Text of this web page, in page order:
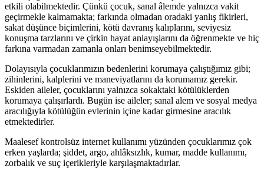
etkili olabilmektedir. Çünkü çocuk, sanal âlemde yalnızca vakit
geçirmekle kalmamakta; farkında olmadan oradaki yanlış fikirleri,
sakat düşünce biçimlerini, kötü davranış kalıplarını, seviyesiz
konuşma tarzlarını ve çirkin hayat anlayışlarını da öğrenmekte ve hiç
farkına varmadan zamanla onları benimseyebilmektedir.
Dolayısıyla çocuklarımızın bedenlerini korumaya çalıştığımız gibi;
zihinlerini, kalplerini ve maneviyatlarını da korumamız gerekir.
Eskiden aileler, çocuklarını yalnızca sokaktaki kötülüklerden
korumaya çalışırlardı. Bugün ise aileler; sanal alem ve sosyal medya
aracılığıyla kötülüğün evlerinin içine kadar girmesine aracılık
etmektedirler.
Maalesef kontrolsüz internet kullanımı yüzünden çocuklarımız çok
erken yaşlarda; şiddet, argo, ahlâksızlık, kumar, madde kullanımı,
zorbalık ve suç içerikleriyle karşılaşmaktadırlar.